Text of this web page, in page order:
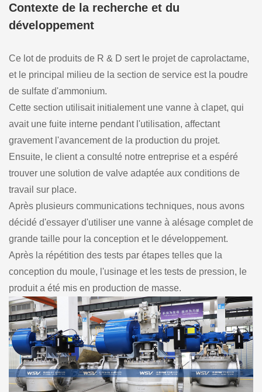
Contexte de la recherche et du
développement
Ce lot de produits de R & D sert le projet de caprolactame,
et le principal milieu de la section de service est la poudre
de sulfate d'ammonium.
Cette section utilisait initialement une vanne à clapet, qui
avait une fuite interne pendant l'utilisation, affectant
gravement l'avancement de la production du projet.
Ensuite, le client a consulté notre entreprise et a espéré
trouver une solution de valve adaptée aux conditions de
travail sur place.
Après plusieurs communications techniques, nous avons
décidé d'essayer d'utiliser une vanne à alésage complet de
grande taille pour la conception et le développement.
Après la répétition des tests par étapes telles que la
conception du moule, l'usinage et les tests de pression, le
produit a été mis en production de masse.